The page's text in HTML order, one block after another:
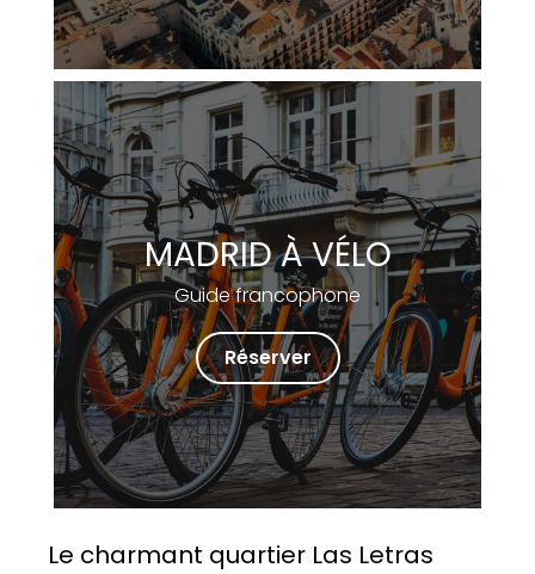
MADRID À VÉLO
Guide francophone
Réserver
Le charmant quartier Las Letras